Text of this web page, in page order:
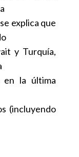
explica que
y Turquía,
en la última
(incluyendo